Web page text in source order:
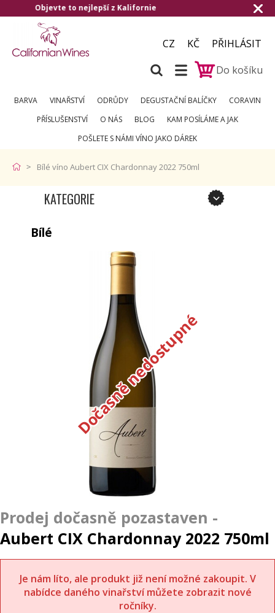
Doručení zdarma od 1.500,- do ČR a na Slovensko
CZ KČ
PŘIHLÁSIT
Do košíku
BARVA VINAŘSTVÍ ODRŮDY DEGUSTAČNÍ BALÍČKY
CORAVIN
PŘÍSLUŠENSTVÍ
O NÁS BLOG
KAM POSÍLÁME A JAK
POŠLETE S NÁMI VÍNO JAKO DÁREK
Bílé víno Aubert CIX Chardonnay 2022 750ml
KATEGORIE
Bílé
Dočasně nedostupné
Aubert CIX Chardonnay 2022 750ml
Je nám líto, ale produkt již není možné zakoupit. V
nabídce daného vinařství můžete zobrazit nové
ročníky.